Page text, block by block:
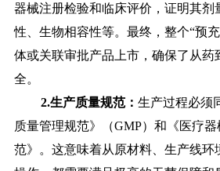
器械注册检验和临床评价，证明其剂
性、生物相容性等。最终，整个“预
体或关联审批产品上市，确保了从药
全。
2.生产质量规范： 生产过程必须
质量管理规范》（GMP）和《医疗
范》。这意味着从原材料、生产线环